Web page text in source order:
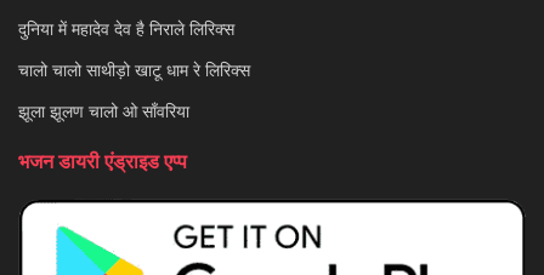
दुनिया में महादेव देव है निराले लिरिक्स
चालो चालो साथीड़ो खाटू धाम रे लिरिक्स
झूला झूलण चालो ओ साँवरिया
भजन डायरी एंड्राइड एप्प